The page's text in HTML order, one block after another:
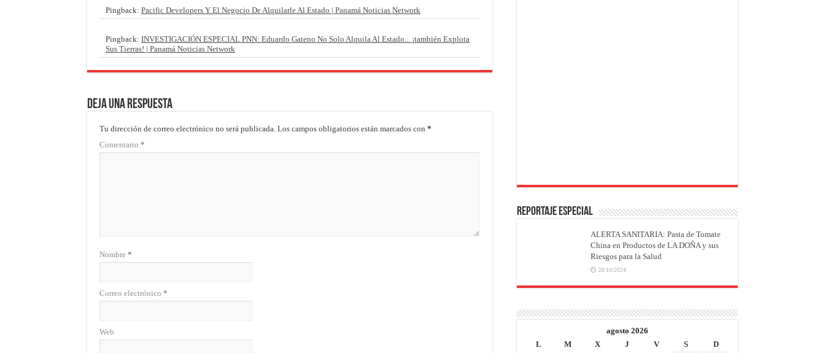
Pingback: Pacific Developers Y El Negocio De Alquilarle Al Estado | Panamá Noticias Network
Pingback: INVESTIGACIÓN ESPECIAL PNN: Eduardo Gateno No Solo Alquila Al Estado... ¡también Explota
Sus Tierras! | Panamá Noticias Network
Deja una respuesta
Tu dirección de correo electrónico no será publicada. Los campos obligatorios están marcados con *
Comentario *
Nombre *
Correo electrónico *
Web
REPORTAJE ESPECIAL
ALERTA SANITARIA: Pasta de Tomate
China en Productos de LA DOÑA y sus
Riesgos para la Salud
28/10/2024
agosto 2026
L
M X J V S
D